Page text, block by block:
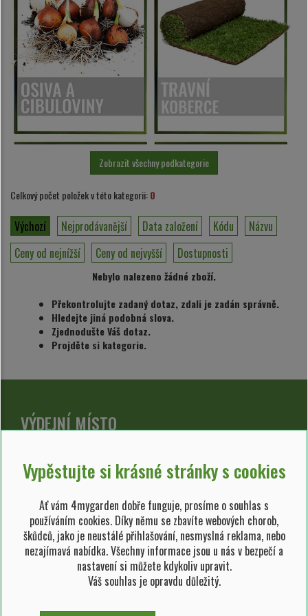
Zobrazit všechny podkategorie
Celkový počet položek v této kategorii:0
Výchozí Nejprodávanější Data založení Kódu
Názvu
Ceny od nejnížší
Ceny od nejvyšší Dostupnosti
Nebylo nalezeno žádné zboží.
Překontrolujte zadaný dotaz, zdali je zadán správně.
Hledejte jiná podobná slova.
Zjednodušte Váš dotaz.
Projděte si kategorie.
VÝDEJNÍ MÍSTO
Po-Ne: 9-18 hod
e-shop@4mygarden.cz
KONTAKT NA E-SHOP
e-shop@4mygarden.cz
+420 608 401 337
Vypěstujte si krásné stránky s cookies
Ať vám 4mygarden dobře funguje, prosíme o souhlas s
používáním cookies. Díky němu se zbavíte webových chorob,
škůdců, jako je neustálé přihlašování, nesmyslná reklama, nebo
nezajímavá nabídka. Všechny informace jsou u nás v bezpečí a
nastavení si můžete kdykoliv upravit.
Váš souhlas je opravdu důležitý.